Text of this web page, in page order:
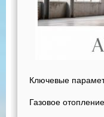
Ключевые
Газовое